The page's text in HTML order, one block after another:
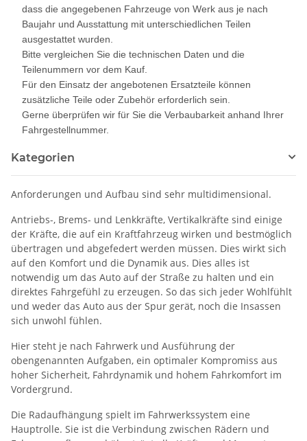
dass die angegebenen Fahrzeuge von Werk aus je nach
Baujahr und Ausstattung mit unterschiedlichen Teilen
ausgestattet wurden.
Bitte vergleichen Sie die technischen Daten und die
Teilenummern vor dem Kauf.
Für den Einsatz der angebotenen Ersatzteile können
zusätzliche Teile oder Zubehör erforderlich sein.
Gerne überprüfen wir für Sie die Verbaubarkeit anhand Ihrer
Fahrgestellnummer.
Kategorien
Anforderungen und Aufbau sind sehr multidimensional.
Antriebs-, Brems- und Lenkkräfte, Vertikalkräfte sind einige
der Kräfte, die auf ein Kraftfahrzeug wirken und bestmöglich
übertragen und abgefedert werden müssen. Dies wirkt sich
auf den Komfort und die Dynamik aus. Dies alles ist
notwendig um das Auto auf der Straße zu halten und ein
direktes Fahrgefühl zu erzeugen. So das sich jeder Wohlfühlt
und weder das Auto aus der Spur gerät, noch die Insassen
sich unwohl fühlen.
Hier steht je nach Fahrwerk und Ausführung der
obengenannten Aufgaben, ein optimaler Kompromiss aus
hoher Sicherheit, Fahrdynamik und hohem Fahrkomfort im
Vordergrund.
Die Radaufhängung spielt im Fahrwerkssystem eine
Hauptrolle. Sie ist die Verbindung zwischen Rädern und